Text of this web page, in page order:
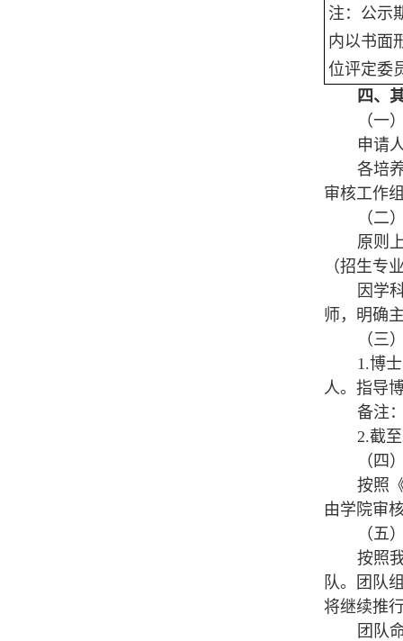
注：公示
内以书面
位评定委
四、
（一
申请
各培
审核工作
（二
原则
（招生专
因学
师，明确
（三
1.博
人。指导
备注
2.截
（四
按照
由学院审
（五
按照
队。团队
将继续推
团队